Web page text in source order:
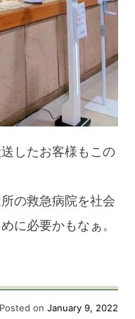
したお客様もこの
の救急病院を社会
に必要かもなぁ。
Posted on January 9, 2022